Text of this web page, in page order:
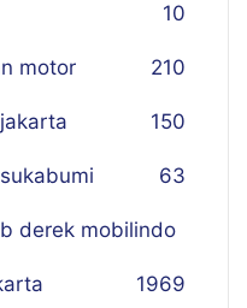
10
motor 210
150
63
derek mobilindo
69
19